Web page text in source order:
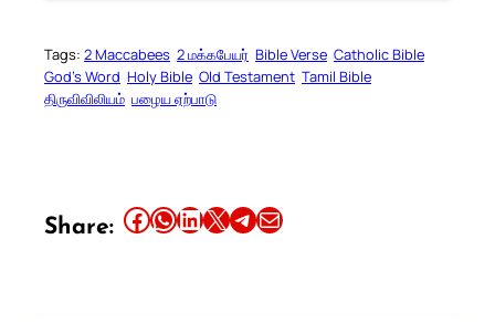
Tags: 2 Maccabees 2 மக்கபேயர் Bible Verse Catholic Bible
God’s Word Holy Bible Old Testament Tamil Bible
திருவிவிலியம் பழைய ஏற்பாடு
Share: Share this article on Facebook Share this article on WhatsApp Share this article on LinkedIn Share this article on X Share this article on TelegramEmail this Article